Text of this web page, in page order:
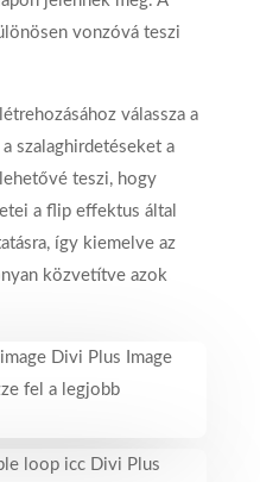
vonzóvá teszi
válassza a
szalaghirdetéseket a
teszi, hogy
a flip effektus által
így kiemelve az
közvetítve azok